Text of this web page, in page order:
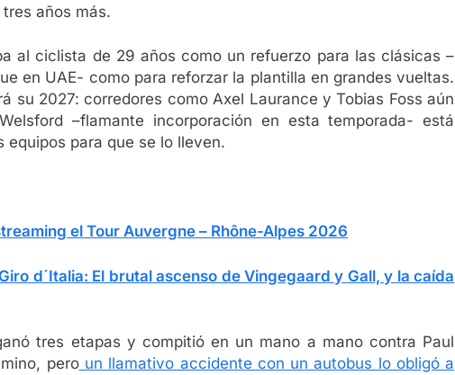
años más.
al ciclista de 29 años como un refuerzo para las clásicas –
en UAE- como para reforzar la plantilla en grandes vueltas.
su 2027: corredores como Axel Laurance y Tobias Foss aún
–flamante incorporación en esta temporada- está
para que se lo lleven.
el Tour Auvergne – Rhône-Alpes 2026
d´Italia: El brutal ascenso de Vingegaard y Gall, y la caída
tres etapas y compitió en un mano a mano contra Paul
pero un llamativo accidente con un autobus lo obligó a